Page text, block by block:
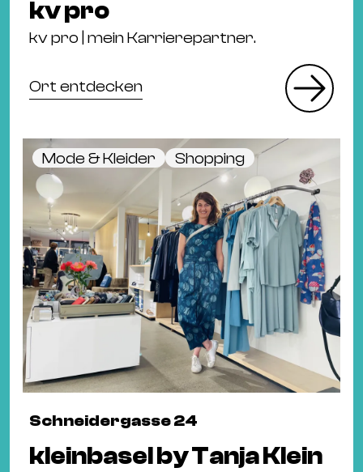
kv pro
kv pro | mein Karrierepartner.
Ort entdecken
Mode & Kleider Shopping
Schneidergasse 24
kleinbasel by Tanja Klein